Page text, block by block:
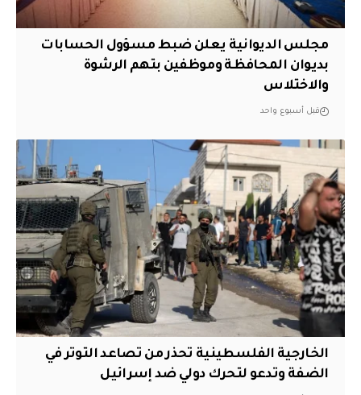
مجلس الديوانية يعلن ضبط مسؤول الحسابات
بديوان المحافظة وموظفين بتهم الرشوة
والاختلاس
قبل أسبوع واحد
الخارجية الفلسطينية تحذر من تصاعد التوتر في
الضفة وتدعو لتحرك دولي ضد إسرائيل